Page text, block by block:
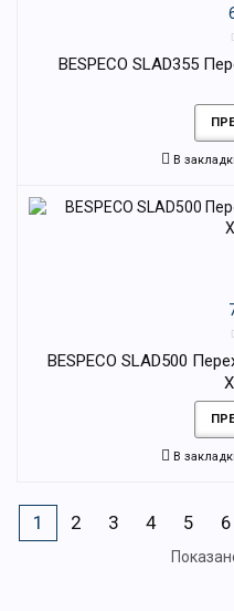
BESPECO SLAD355
В
BESPECO SLAD500
В
1 2 3 4 5 6